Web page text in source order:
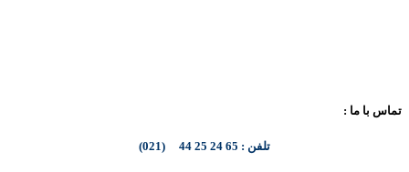
تماس با ما :
تلفن : 65 24 25 44 (021)